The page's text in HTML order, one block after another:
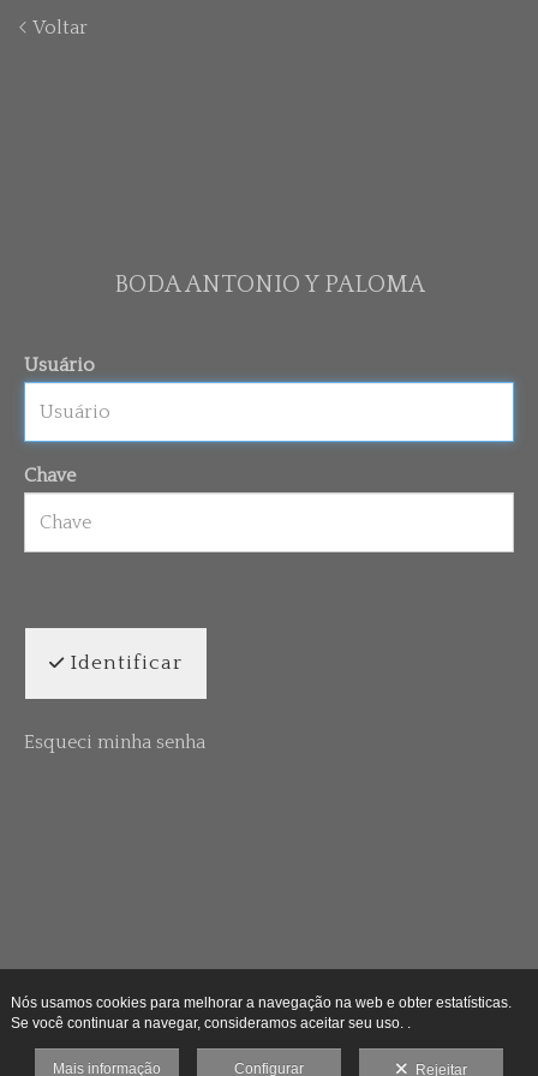
Voltar
BODA ANTONIO Y PALOMA
Usuário
Chave
Identificar
Esqueci minha senha
Nós usamos cookies para melhorar a navegação na web e obter estatísticas.
Se você continuar a navegar, consideramos aceitar seu uso. .
Mais informação Configurar Rejeitar